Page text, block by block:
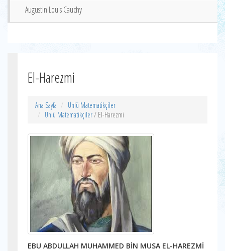
Augustin Louis Cauchy
El-Harezmi
Ana Sayfa
Ünlü Matematikçiler
Ünlü Matematikçiler/ El-Harezmi
EBU ABDULLAH MUHAMMED BİN MUSA EL-HAREZMİ